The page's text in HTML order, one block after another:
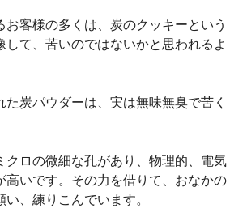
お客様の多くは、炭のクッキーという
して、苦いのではないかと思われるよ
た炭パウダーは、実は無味無臭で苦く
クロの微細な孔があり、物理的、電気
高いです。その力を借りて、おなかの
、練りこんでいます。